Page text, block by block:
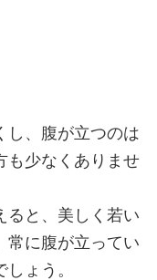
し、腹が立つのは
も少なくありませ
ると、美しく若い
常に腹が立ってい
ょう。